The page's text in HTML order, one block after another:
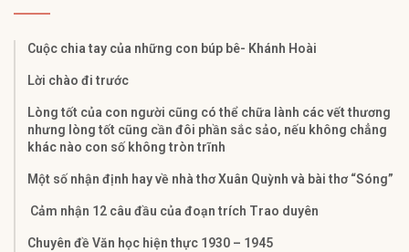
Cuộc chia tay của những con búp bê- Khánh Hoài
Lời chào đi trước
Lòng tốt của con người cũng có thể chữa lành các vết thương
nhưng lòng tốt cũng cần đôi phần sắc sảo, nếu không chẳng
khác nào con số không tròn trĩnh
Một số nhận định hay về nhà thơ Xuân Quỳnh và bài thơ “Sóng”
Cảm nhận 12 câu đầu của đoạn trích Trao duyên
Chuyên đề Văn học hiện thực 1930 – 1945